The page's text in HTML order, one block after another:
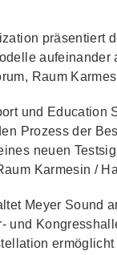
präsentiert
aufeinander
Raum
und Education
Prozess der
neuen
Karmesin /
Meyer Sound
und